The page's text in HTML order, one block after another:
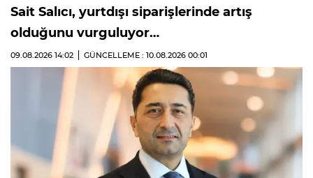
Sait Salıcı, yurtdışı siparişlerinde artış
olduğunu vurguluyor…
09.08.2026 14:02 GÜNCELLEME : 10.08.2026 00:01